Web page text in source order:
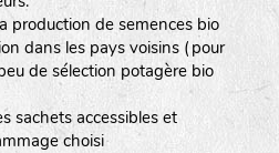
production de semences bio
dans les pays voisins (pour
de sélection potagère bio
sachets accessibles et
choisi